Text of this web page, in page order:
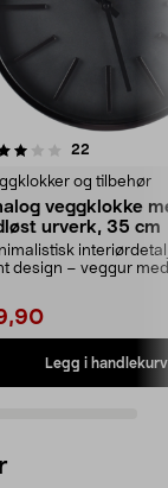
22
og tilbehør
veggklokke
urverk, 35 cm
design – veggur
Legg i handlekurv
4.5 av 5 stjerner